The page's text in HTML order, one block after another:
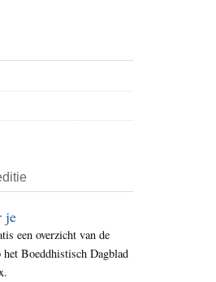
je
een overzicht van de
het Boeddhistisch Dagblad